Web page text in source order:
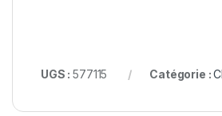
UGS :577115 Catégorie :